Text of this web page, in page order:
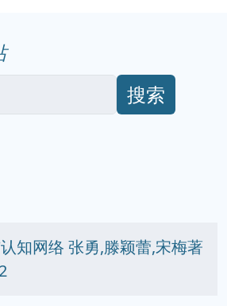
搜索
知网络 张勇,滕颖蕾,宋梅著